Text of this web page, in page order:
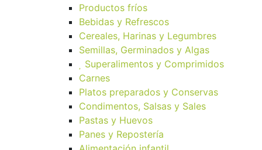
Productos fríos
Bebidas y Refrescos
Cereales, Harinas y Legumbres
Semillas, Germinados y Algas
Superalimentos y Comprimidos
Carnes
Platos preparados y Conservas
Condimentos, Salsas y Sales
Pastas y Huevos
Panes y Repostería